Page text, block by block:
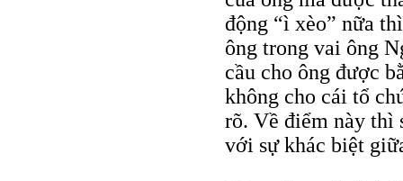
động “ì xèo” nữa
ông trong vai ông
cầu cho ông được
không cho cái tổ
rõ. Về điểm này thì
với sự khác biệt